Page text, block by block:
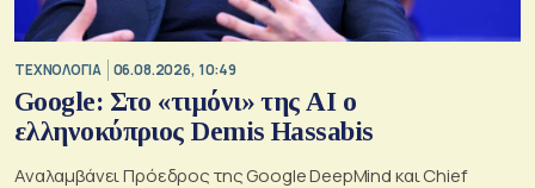
ΤΕΧΝΟΛΟΓΙΑ 06.08.2026, 10:49
Google: Στο «τιμόνι» της AI ο
ελληνοκύπριος Demis Hassabis
Αναλαμβάνει Πρόεδρος της Google DeepMind και Chief